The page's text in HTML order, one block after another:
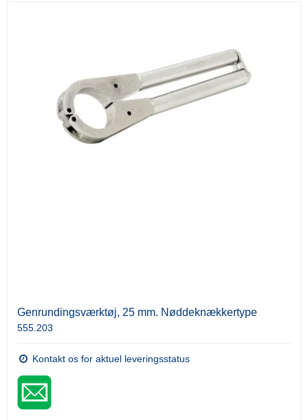
Genrundingsværktøj, 25 mm. Nøddeknækkertype
555.203
Kontakt os for aktuel leveringsstatus